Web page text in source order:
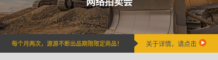
每个月两次，源源不断出品期限限定商品！ 关于详情，请点击